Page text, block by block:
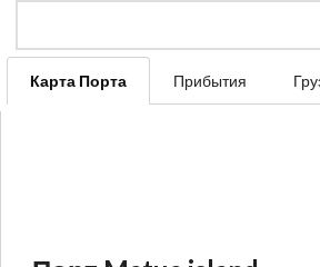
Карта Порта Прибытия